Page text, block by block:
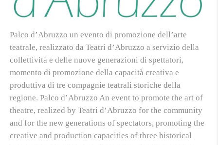
Palco d’Abruzzo un evento di promozione dell’arte
teatrale, realizzato da Teatri d’Abruzzo a servizio della
collettività e delle nuove generazioni di spettatori,
momento di promozione della capacità creativa e
produttiva di tre compagnie teatrali storiche della
regione. Palco d’Abruzzo An event to promote the art of
theatre, realized by Teatri d’Abruzzo for the community
and for the new generations of spectators, promoting the
creative and production capacities of three historical